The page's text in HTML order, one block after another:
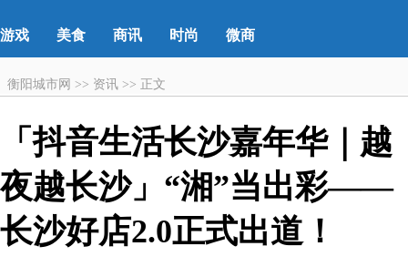
游戏 美食 商讯 时尚 微商
衡阳城市网 >> 资讯 >> 正文
「抖音生活长沙嘉年华｜越
夜越长沙」“湘”当出彩——
长沙好店2.0正式出道！